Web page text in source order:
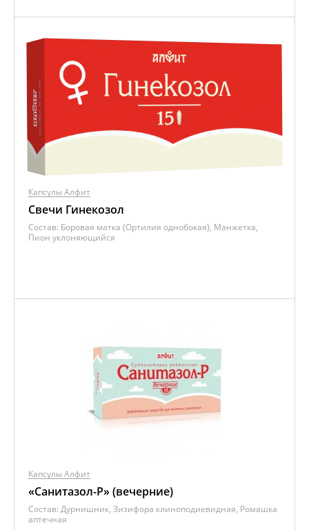
Капсулы Алфит
Свечи Гинекозол
Состав: Боровая матка (Ортилия однобокая), Манжетка,
Пион уклоняющийся
Капсулы Алфит
«Санитазол-P» (вечерние)
Состав: Дурнишник, Зизифора клиноподиевидная, Ромашка
аптечная